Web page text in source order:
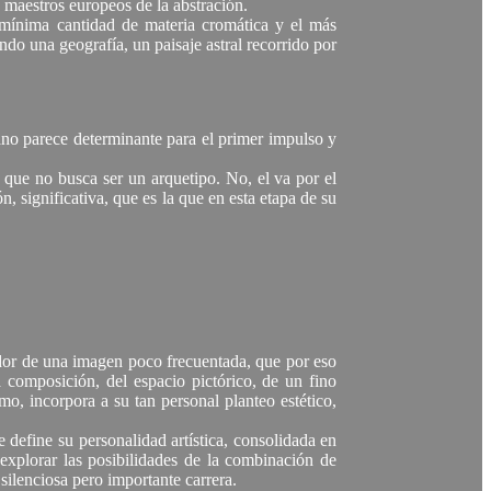
europeos de la abstración.
cantidad de materia cromática y el más
una geografía, un paisaje astral recorrido por
parece determinante para el primer impulso y
no busca ser un arquetipo. No, el va por el
significativa, que es la que en esta etapa de su
de una imagen poco frecuentada, que por eso
del espacio pictórico, de un fino
incorpora a su tan personal planteo estético,
su personalidad artística, consolidada en
las posibilidades de la combinación de
pero importante carrera.